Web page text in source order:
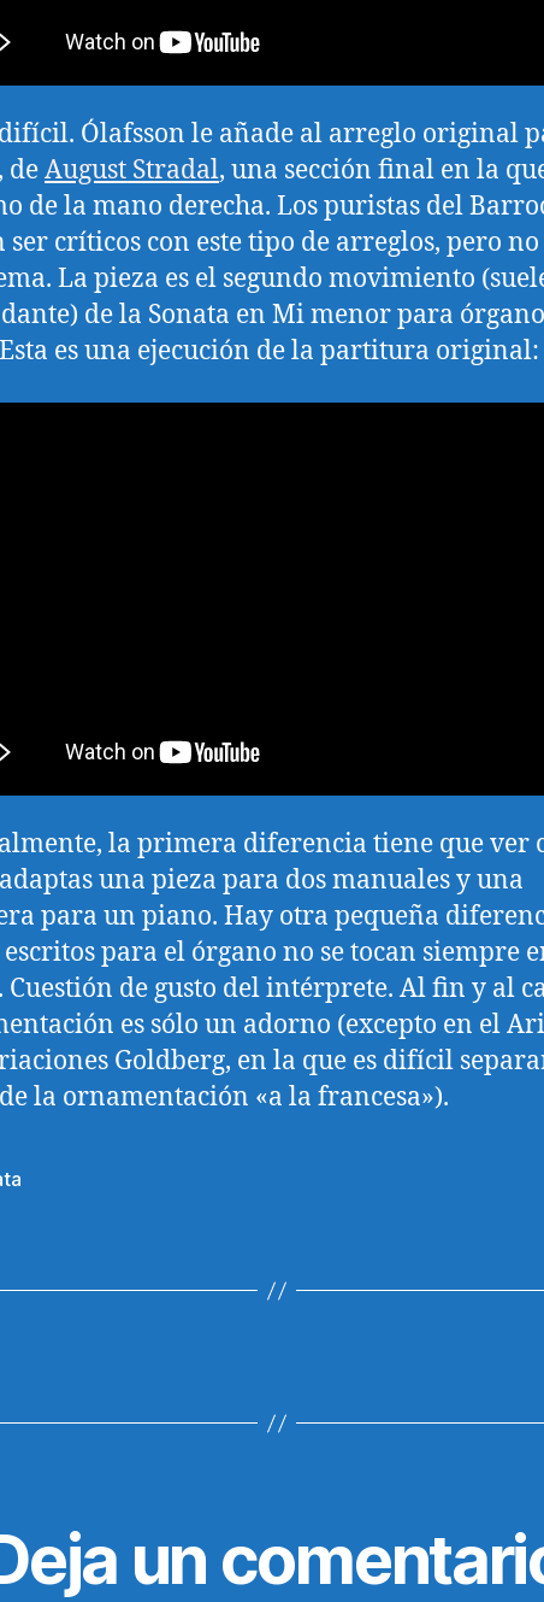
Ólafsson le añade al arreglo original
deAugust Stradal, una sección final en la
de la mano derecha. Los puristas del
ser críticos con este tipo de arreglos, pero
La pieza es el segundo movimiento
de la Sonata en Mi menor para
es una ejecución de la partitura original:
la primera diferencia tiene que ver
una pieza para dos manuales y una
para un piano. Hay otra pequeña
para el órgano no se tocan siempre
Cuestión de gusto del intérprete. Al fin y al
es sólo un adorno (excepto en el
Goldberg, en la que es difícil
la ornamentación «a la francesa»).
un